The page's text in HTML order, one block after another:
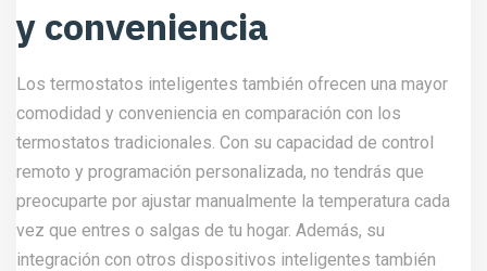
y conveniencia
Los termostatos inteligentes también ofrecen una mayor
comodidad y conveniencia en comparación con los
termostatos tradicionales. Con su capacidad de control
remoto y programación personalizada, no tendrás que
preocuparte por ajustar manualmente la temperatura cada
vez que entres o salgas de tu hogar. Además, su
integración con otros dispositivos inteligentes también